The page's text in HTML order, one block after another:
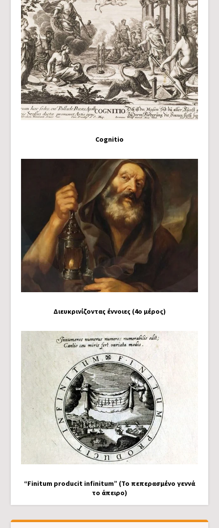
Cognitio
Διευκρινίζοντας έννοιες (4ο μέρος)
“Finitum producit infinitum” (Το πεπερασμένο γεννά
το άπειρο)